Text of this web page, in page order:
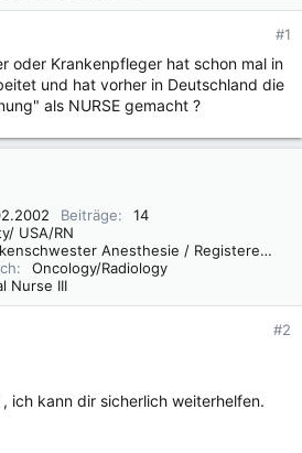
#1
oder Krankenpfleger hat schon mal in
und hat vorher in Deutschland die
als NURSE gemacht ?
Beiträge
14
USA/RN
Fachkrankenschwester Anesthesie / Registered Nurse
Oncology/Radiology
Nurse III
#2
ich kann dir sicherlich weiterhelfen.